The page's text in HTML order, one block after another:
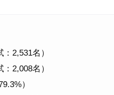
2,531名）
2,008名）
）